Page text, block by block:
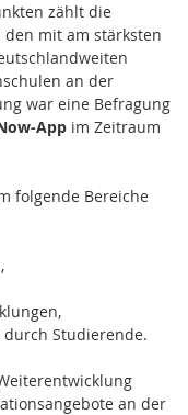
zählt die
mit am stärksten
an der
war eine Befragung
App im Zeitraum
folgende Bereiche
Studierende.
an der